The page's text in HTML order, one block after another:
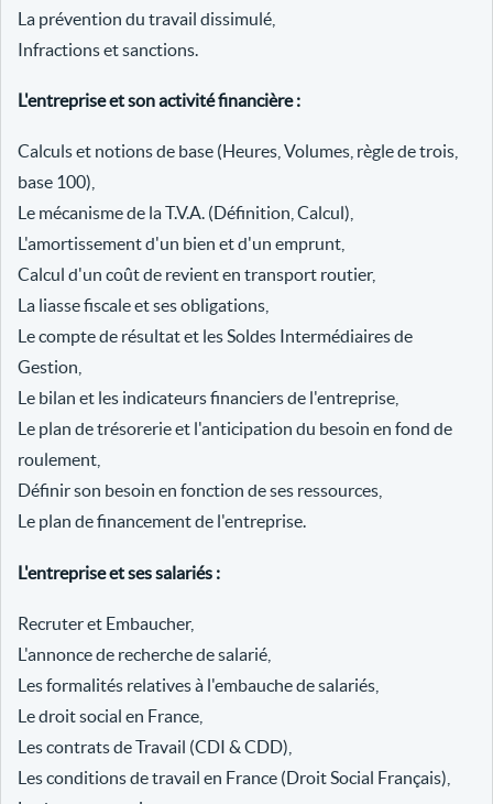
La prévention du travail dissimulé,
Infractions et sanctions.
L'entreprise et son activité financière :
Calculs et notions de base (Heures, Volumes, règle de trois,
base 100),
Le mécanisme de la T.V.A. (Définition, Calcul),
L'amortissement d'un bien et d'un emprunt,
Calcul d'un coût de revient en transport routier,
La liasse fiscale et ses obligations,
Le compte de résultat et les Soldes Intermédiaires de
Gestion,
Le bilan et les indicateurs financiers de l'entreprise,
Le plan de trésorerie et l'anticipation du besoin en fond de
roulement,
Définir son besoin en fonction de ses ressources,
Le plan de financement de l'entreprise.
L'entreprise et ses salariés :
Recruter et Embaucher,
L'annonce de recherche de salarié,
Les formalités relatives à l'embauche de salariés,
Le droit social en France,
Les contrats de Travail (CDI & CDD),
Les conditions de travail en France (Droit Social Français),